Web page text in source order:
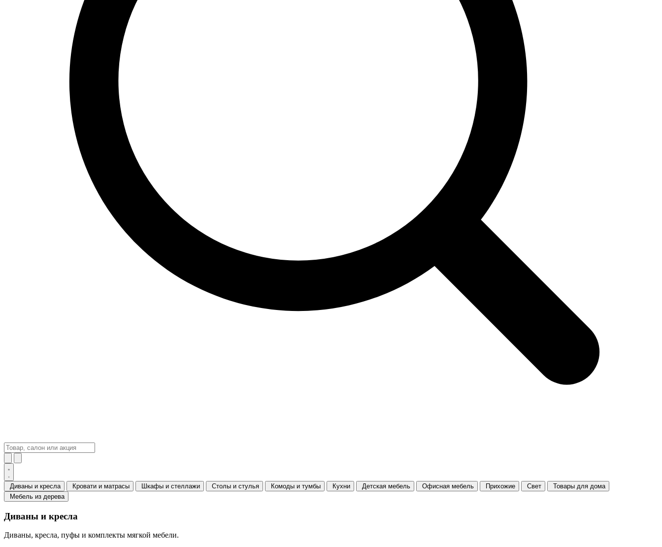
Диваны и кресла Кровати и матрасы Шкафы и стеллажи Столы и стулья Комоды и тумбы Кухни Детская мебель Офисная мебель Прихожие Свет
Товары для дома
Мебель из дерева
Диваны и кресла
Диваны, кресла, пуфы и комплекты мягкой мебели.